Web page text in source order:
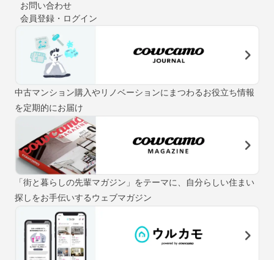
お問い合わせ
会員登録・ログイン
中古マンション購入やリノベーションにまつわるお役立ち情報
を定期的にお届け
「街と暮らしの先輩マガジン」をテーマに、自分らしい住まい
探しをお手伝いするウェブマガジン